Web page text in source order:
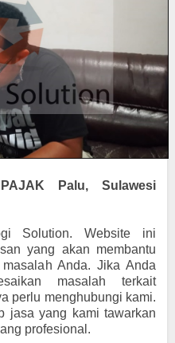
Palu, Sulawesi
Solution. Website ini
yang akan membantu
Anda. Jika Anda
masalah terkait
perlu menghubungi kami.
jasa yang kami tawarkan
profesional.